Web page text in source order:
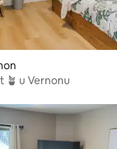
🪴 u Vernonu